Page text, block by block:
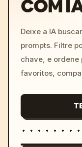
COM
Deixe a IA
prompts. Filtre
chave, e ordene
favoritos,